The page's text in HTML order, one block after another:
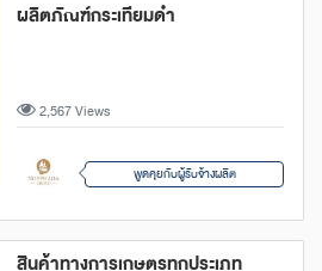
ผลิตภัณฑ์กระเทียมดำ
2,567 Views
พูดคุยกับผู้รับจ้างผลิต
สินค้าทางการเกษตรทุกประเภท